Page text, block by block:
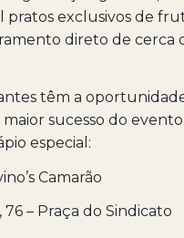
exclusivos de
direto de cerca
têm a
sucesso do
especial:
Camarão
– Praça do Sindicato